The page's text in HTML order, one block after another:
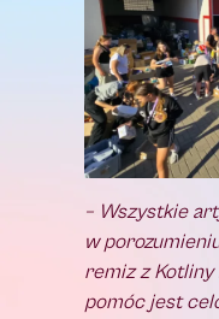
– Wszystkie
w
remiz z Kotliny
pomóc jest